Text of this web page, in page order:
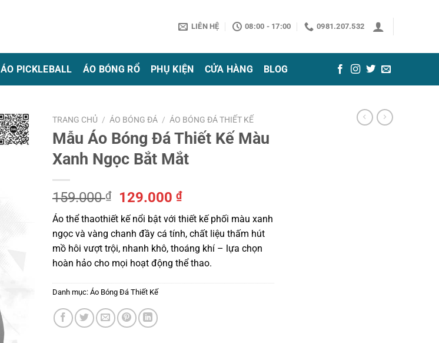
LIÊN HỆ 08:00 - 17:00 0981.207.532
ÁO PICKLEBALL ÁO BÓNG RỔ PHỤ KIỆN CỬA HÀNG BLOG
TRANG CHỦ / ÁO BÓNG ĐÁ / ÁO BÓNG ĐÁ THIẾT KẾ
Mẫu Áo Bóng Đá Thiết Kế Màu
Xanh Ngọc Bắt Mắt
159.000₫
Giá
gốc
là:
159.000 ₫.
129.000₫Giá
hiện
tại
là:
129.000 ₫.
Áo thể thaothiết kế nổi bật với thiết kế phối màu xanh
ngọc và vàng chanh đầy cá tính, chất liệu thấm hút
mồ hôi vượt trội, nhanh khô, thoáng khí – lựa chọn
hoàn hảo cho mọi hoạt động thể thao.
Danh mục: Áo Bóng Đá Thiết Kế